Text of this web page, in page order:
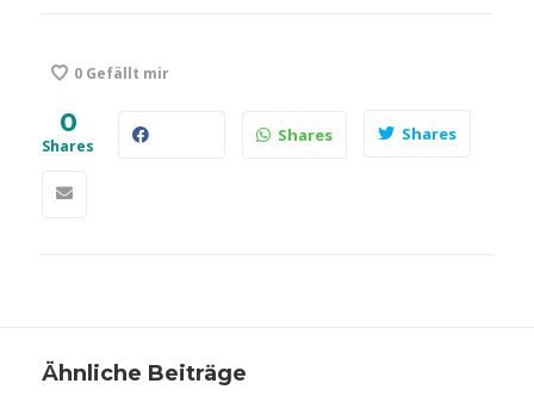
0 Gefällt mir
0
Shares
Shares Shares
Ähnliche Beiträge